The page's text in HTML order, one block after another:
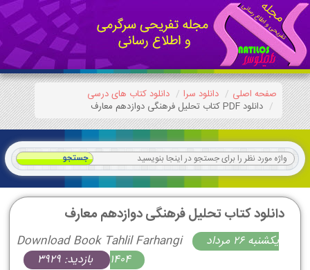
صفحه اصلی دانلود سرا
دانلود کتاب های درسی
دانلود PDF کتاب تحلیل فرهنگی دوازدهم معارف
دانلود کتاب تحلیل فرهنگی دوازدهم معارف
Download Book Tahlil Farhangi
يكشنبه 26 مرداد
1404
بازدید: 3929